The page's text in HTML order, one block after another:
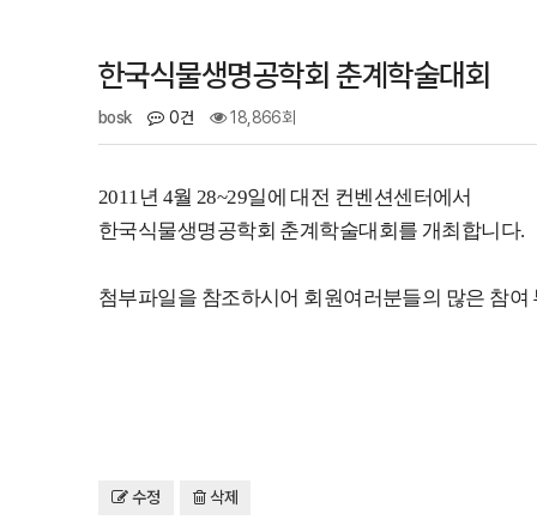
한국식물생명공학회 춘계학술대회
bosk 0건 18,866회
2011년 4월 28~29일에 대전 컨벤션센터에서
한국식물생명공학회 춘계학술대회를 개최합니다.
첨부파일을 참조하시어 회원여러분들의 많은 참여
수정 삭제